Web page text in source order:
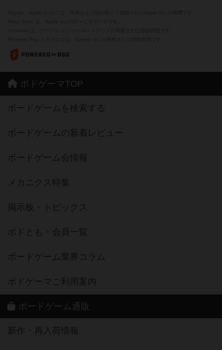
ボドゲーマTOP
ボードゲームを検索する
ボードゲームの新着レビュー
ボードゲーム会情報
メカニクス特集
掲示板・トピックス
ボドとも・会員一覧
ボードゲーム業界コラム
ボドゲーマご利用案内
ボードゲーム通販
新作・再入荷情報